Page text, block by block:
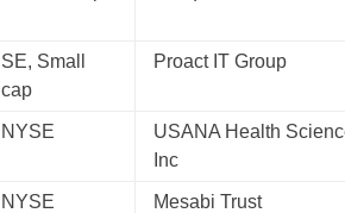
SE, Small
cap
Proact IT Group
NYSE
USANA Health
Inc
NYSE Mesabi Trust